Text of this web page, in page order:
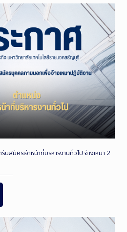
สมัครเจ้าหน้าที่บริหารงานทั่วไป จ้างเหมา 2